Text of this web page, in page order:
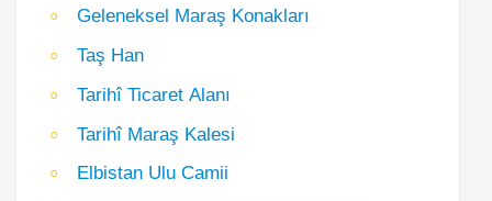
Geleneksel Maraş Konakları
Taş Han
Tarihî Ticaret Alanı
Tarihî Maraş Kalesi
Elbistan Ulu Camii